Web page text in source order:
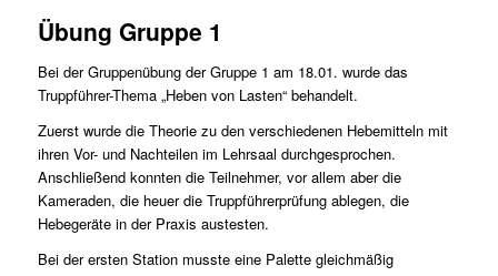
Übung Gruppe 1
Bei der Gruppenübung der Gruppe 1 am 18.01. wurde das
Truppführer-Thema „Heben von Lasten“ behandelt.
Zuerst wurde die Theorie zu den verschiedenen Hebemitteln mit
ihren Vor- und Nachteilen im Lehrsaal durchgesprochen.
Anschließend konnten die Teilnehmer, vor allem aber die
Kameraden, die heuer die Truppführerprüfung ablegen, die
Hebegeräte in der Praxis austesten.
Bei der ersten Station musste eine Palette gleichmäßig